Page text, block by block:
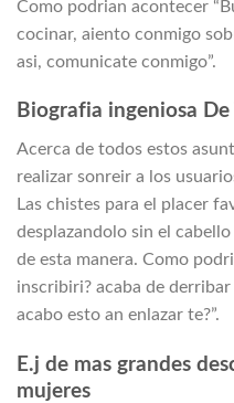
Como podri­an acontecer
cocinar, aiento conmigo
asi, comunicate conmigo”.
Biografia ingeniosa
Acerca de todos estos
realizar sonreir a los
Las chistes para el placer
desplazandolo sin el
de esta manera. Como
inscribiri? acaba de
acabo esto an enlazar te?”.
E.j de mas grandes
mujeres